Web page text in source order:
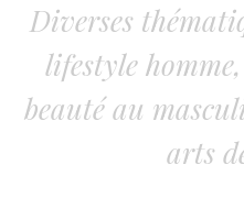
Diverses
lifestyle
beauté au
arts